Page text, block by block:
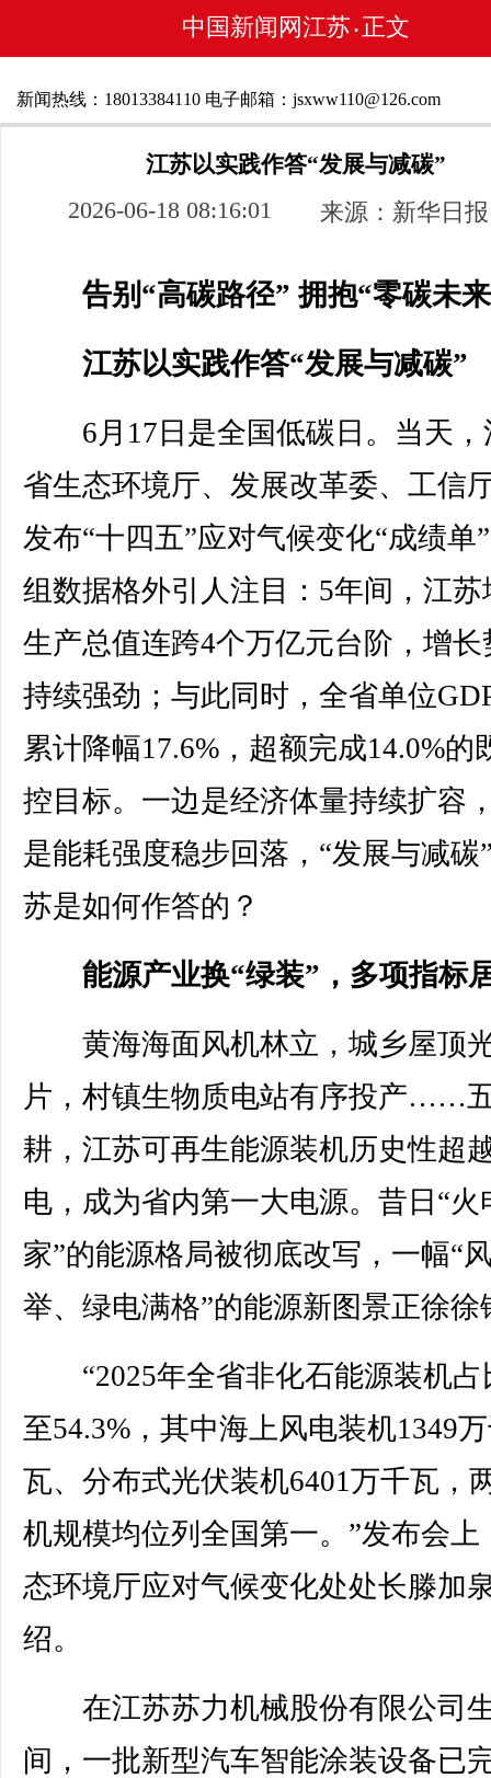
中国新闻网江苏 • 正文
新闻热线：18013384110 电子邮箱：jsxww110@126.com
江苏以实践作答“发展与减碳”
2026-06-18 08:16:01 来源：新华日报
告别“高碳路径” 拥抱“零碳未
江苏以实践作答“发展与减碳”
6月17日是全国低碳日。当天，
省生态环境厅、发展改革委、工信
发布“十四五”应对气候变化“成绩单
组数据格外引人注目：5年间，江苏
生产总值连跨4个万亿元台阶，增长
持续强劲；与此同时，全省单位
累计降幅17.6%，超额完成14.0%的
控目标。一边是经济体量持续扩容
是能耗强度稳步回落，“发展与减碳
苏是如何作答的？
能源产业换“绿装”，多项指标
黄海海面风机林立，城乡屋顶
片，村镇生物质电站有序投产……
耕，江苏可再生能源装机历史性超
电，成为省内第一大电源。昔日“火
家”的能源格局被彻底改写，一幅“
举、绿电满格”的能源新图景正徐徐
“2025年全省非化石能源装机占
至54.3%，其中海上风电装机1349
瓦、分布式光伏装机6401万千瓦，
机规模均位列全国第一。”发布会上
态环境厅应对气候变化处处长滕加
绍。
在江苏苏力机械股份有限公司
间，一批新型汽车智能涂装设备已